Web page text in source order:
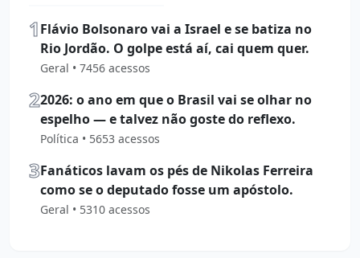
1Flávio Bolsonaro vai a Israel e se batiza no
Rio Jordão. O golpe está aí, cai quem quer.
Geral • 7456 acessos
22026: o ano em que o Brasil vai se olhar no
espelho — e talvez não goste do reflexo.
Política • 5653 acessos
3Fanáticos lavam os pés de Nikolas Ferreira
como se o deputado fosse um apóstolo.
Geral • 5310 acessos